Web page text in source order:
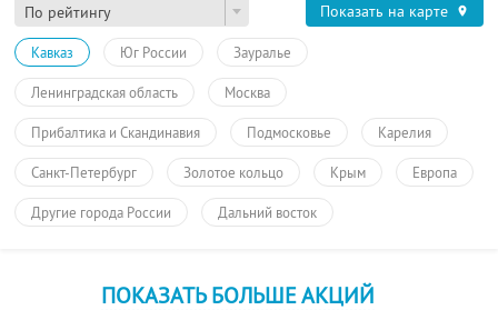
По рейтингу Показать на карте
Кавказ Юг России Зауралье
Ленинградская область Москва
Прибалтика и Скандинавия Подмосковье Карелия
Санкт-Петербург Золотое кольцо Крым Европа
Другие города России Дальний восток
ПОКАЗАТЬ БОЛЬШЕ АКЦИЙ